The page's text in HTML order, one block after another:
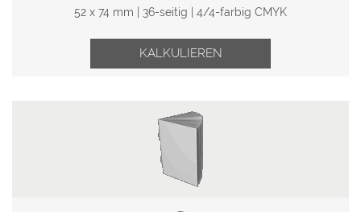
52 x 74 mm | 36-seitig | 4/4-farbig CMYK
KALKULIEREN